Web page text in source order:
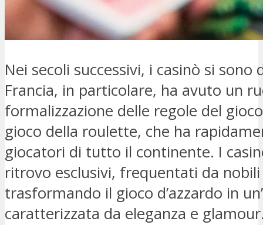
Nei secoli successivi, i casinò si
Francia, in particolare, ha avuto un
formalizzazione delle regole del
gioco della roulette, che ha
giocatori di tutto il continente. I
ritrovo esclusivi, frequentati da
trasformando il gioco d’azzardo in
caratterizzata da eleganza e